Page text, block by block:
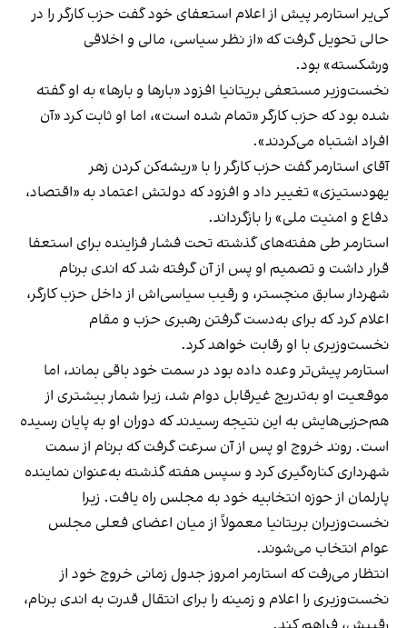
کی‌یر استارمر پیش از اعلام استعفای خود گفت حزب کارگر را در
حالی تحویل گرفت که «از نظر سیاسی، مالی و اخلاقی
ورشکسته» بود.
نخست‌وزیر مستعفی بریتانیا افزود «بارها و بارها» به او گفته
شده بود که حزب کارگر «تمام شده است»، اما او ثابت کرد «آن
افراد اشتباه می‌کردند».
آقای استارمر گفت حزب کارگر را با «ریشه‌کن کردن زهر
یهودستیزی» تغییر داد و افزود که دولتش اعتماد به «اقتصاد،
دفاع و امنیت ملی» را بازگرداند.
استارمر طی هفته‌های گذشته تحت فشار فزاینده برای استعفا
قرار داشت و تصمیم او پس از آن گرفته شد که اندی برنام
شهردار سابق منچستر، و رقیب سیاسی‌اش از داخل حزب کارگر،
اعلام کرد که برای به‌دست گرفتن رهبری حزب و مقام
نخست‌وزیری با او رقابت خواهد کرد.
استارمر پیش‌تر وعده داده بود در سمت خود باقی بماند، اما
موقعیت او به‌تدریج غیرقابل دوام شد، زیرا شمار بیشتری از
هم‌حزبی‌هایش به این نتیجه رسیدند که دوران او به پایان رسیده
است. روند خروج او پس از آن سرعت گرفت که برنام از سمت
شهرداری کناره‌گیری کرد و سپس هفته گذشته به‌عنوان نماینده
پارلمان از حوزه انتخابیه خود به مجلس راه یافت. زیرا
نخست‌وزیران بریتانیا معمولاً از میان اعضای فعلی مجلس
عوام انتخاب می‌شوند.
انتظار می‌رفت که استارمر امروز جدول زمانی خروج خود از
نخست‌وزیری را اعلام و زمینه را برای انتقال قدرت به اندی برنام،